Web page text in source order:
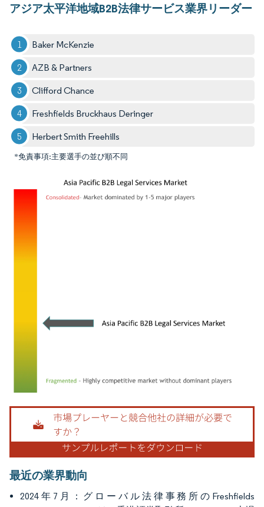
アジア太平洋地域B2B法律サービス業界リーダー
Baker McKenzie
AZB & Partners
Clifford Chance
Freshfields Bruckhaus Deringer
Herbert Smith Freehills
*免責事項:主要選手の並び順不同
画像 © Mordor Intelligence。再利用にはCC BY 4.0の表示が必要です。
最近の業界動向
2024年7月：グローバル法律事務所のFreshfields